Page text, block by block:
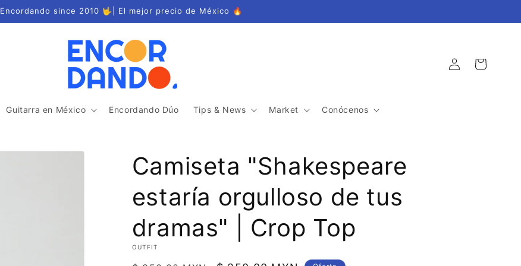
Encordando since 2010 🤟| El mejor precio de México 🔥
Guitarra en México Encordando Dúo Tips & News Market Conócenos
Iniciar
sesión
Carrito
Camiseta "Shakespeare
estaría orgulloso de tus
dramas" | Crop Top
OUTFIT